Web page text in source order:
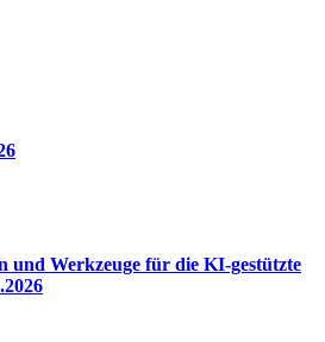
und Werkzeuge für die KI-gestützte